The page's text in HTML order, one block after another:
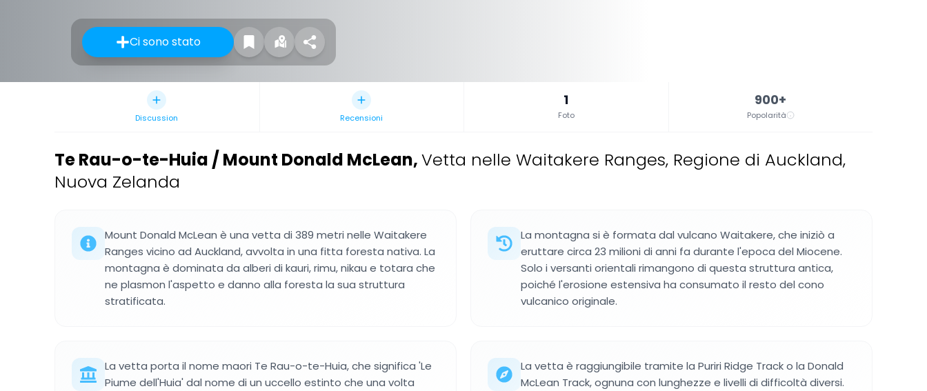
Ci sono stato
Discussion Recensioni
1
Foto
900+
Popolarità
Te Rau-o-te-Huia / Mount Donald McLean,Vetta nelle Waitakere Ranges, Regione di Auckland,
Nuova Zelanda
Mount Donald McLean è una vetta di 389 metri nelle Waitakere
Ranges vicino ad Auckland, avvolta in una fitta foresta nativa. La
montagna è dominata da alberi di kauri, rimu, nikau e totara che
ne plasmon l'aspetto e danno alla foresta la sua struttura
stratificata.
La montagna si è formata dal vulcano Waitakere, che iniziò a
eruttare circa 23 milioni di anni fa durante l'epoca del Miocene.
Solo i versanti orientali rimangono di questa struttura antica,
poiché l'erosione estensiva ha consumato il resto del cono
vulcanico originale.
La vetta porta il nome maori Te Rau-o-te-Huia, che significa 'Le
Piume dell'Huia' dal nome di un uccello estinto che una volta
La vetta è raggiungibile tramite la Puriri Ridge Track o la Donald
McLean Track, ognuna con lunghezze e livelli di difficoltà diversi.